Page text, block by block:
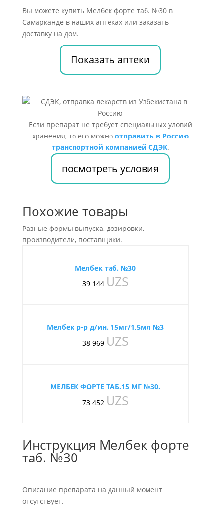
Вы можете купить Мелбек форте таб. №30 в
Самарканде в наших аптеках или заказать
доставку на дом.
Показать аптеки
Если препарат не требует специальных уловий
хранения, то его можно отправить в Россию
транспортной компанией СДЭК.
посмотреть условия
Похожие товары
Разные формы выпуска, дозировки,
производители, поставщики.
Мелбек таб. №30
39 144 UZS
Мелбек р-р д/ин. 15мг/1,5мл №3
38 969 UZS
МЕЛБЕК ФОРТЕ ТАБ.15 МГ №30.
73 452 UZS
Инструкция Мелбек форте
таб. №30
Описание препарата на данный момент
отсутствует.